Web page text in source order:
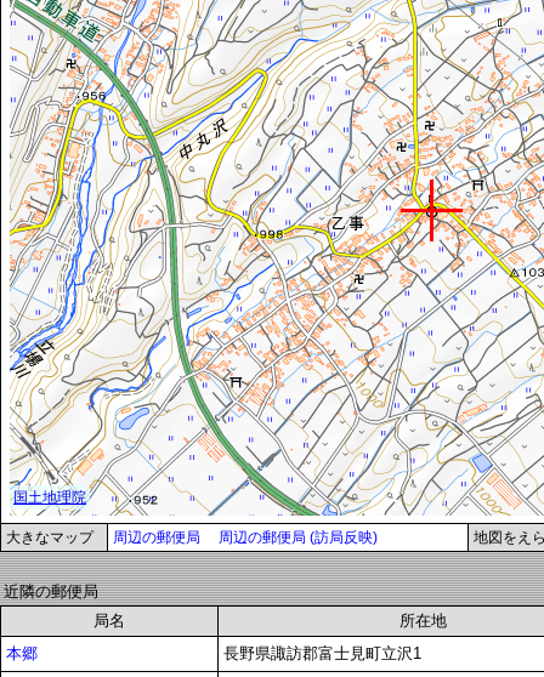
大きなマップ 周辺の郵便局 周辺の郵便局 (訪局反映) 地図をえ
近隣の郵便局
局名
所在地
本郷
長野県諏訪郡富士見町立沢1